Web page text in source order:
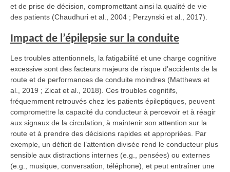
et de prise de décision, compromettant ainsi la qualité de vie
des patients (Chaudhuri et al., 2004 ; Perzynski et al., 2017).
Impact de l’épilepsie sur la conduite
Les troubles attentionnels, la fatigabilité et une charge cognitive
excessive sont des facteurs majeurs de risque d'accidents de la
route et de performances de conduite moindres (Matthews et
al., 2019 ; Zicat et al., 2018). Ces troubles cognitifs,
fréquemment retrouvés chez les patients épileptiques, peuvent
compromettre la capacité du conducteur à percevoir et à réagir
aux signaux de la circulation, à maintenir son attention sur la
route et à prendre des décisions rapides et appropriées. Par
exemple, un déficit de l’attention divisée rend le conducteur plus
sensible aux distractions internes (e.g., pensées) ou externes
(e.g., musique, conversation, téléphone), et peut entraîner une